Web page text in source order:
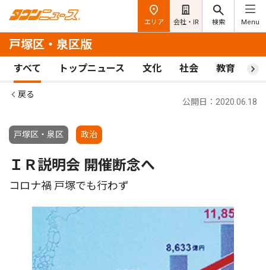
エリア 会社・IR 検索 Menu
戸塚区・泉区版
すべて トップニュース 文化 社会 教育 ス
戻る
戸塚区・泉区 政治
公開日：2020.06.18
ＩＲ説明会 開催断念へ
コロナ禍 戸塚でも行わず